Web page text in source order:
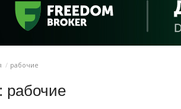
рабочие
рабочие